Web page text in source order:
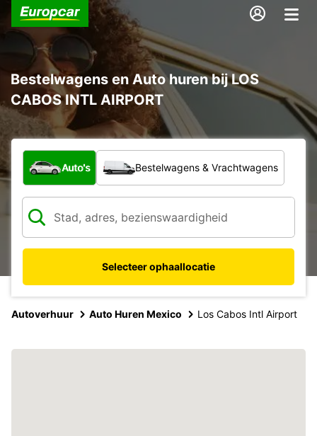
Bestelwagens en Auto huren bij LOS
CABOS INTL AIRPORT
Welk type voertuig?
Auto's Bestelwagens & Vrachtwagens
Selecteer ophaallocatie
Autoverhuur Auto Huren Mexico Los Cabos Intl Airport